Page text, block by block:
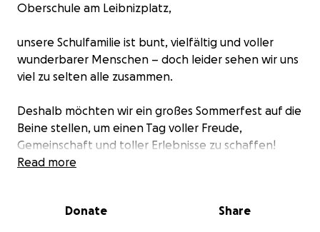
Oberschule am Leibnizplatz,
unsere Schulfamilie ist bunt, vielfältig und voller
wunderbarer Menschen – doch leider sehen wir uns
viel zu selten alle zusammen.
Deshalb möchten wir ein großes Sommerfest auf die
Beine stellen, um einen Tag voller Freude,
Gemeinschaft und toller Erlebnisse zu schaffen!
Damit das Fest für alle ein voller Erfolg wird,
Mit eurer Spende finanzieren wir:
Read more
Donate Share